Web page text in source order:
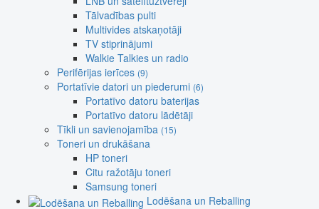
Tālvadības pulti
Multivides atskaņotāji
TV stiprinājumi
Walkie Talkies un radio
Perifērijas ierīces (9)
Portatīvie datori un piederumi (6)
Portatīvo datoru baterijas
Portatīvo datoru lādētāji
Tīkli un savienojamība (15)
Toneri un drukāšana
HP toneri
Citu ražotāju toneri
Samsung toneri
Lodēšana un Reballing